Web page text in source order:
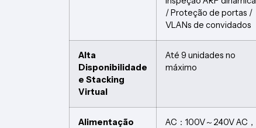
/ Proteção de portas /
VLANs de convidados
Alta
Disponibilidade
e Stacking
Virtual
Até 9 unidades no
máximo
Alimentação
AC：100V～240V AC，